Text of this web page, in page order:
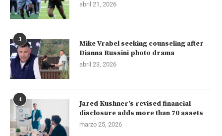
abril 21, 2026
3
Mike Vrabel seeking counseling after
Dianna Russini photo drama
abril 23, 2026
4
Jared Kushner’s revised financial
disclosure adds more than 70 assets
marzo 25, 2026